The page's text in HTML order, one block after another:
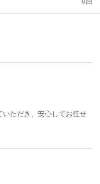
ただき、安心してお任せ